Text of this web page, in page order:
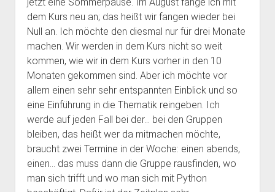
dem Kurs neu an; das heißt wir fangen wieder bei
Null an. Ich möchte den diesmal nur für drei Monate
machen. Wir werden in dem Kurs nicht so weit
kommen, wie wir in dem Kurs vorher in den 10
Monaten gekommen sind. Aber ich möchte vor
allem einen sehr sehr entspannten Einblick und so
eine Einführung in die Thematik reingeben. Ich
werde auf jeden Fall bei der… bei den Gruppen
bleiben, das heißt wer da mitmachen möchte,
braucht zwei Termine in der Woche: einen abends,
einen… das muss dann die Gruppe rausfinden, wo
man sich trifft und wo man sich mit Python